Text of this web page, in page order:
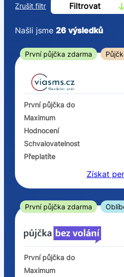
Zrušit filtr Filtrovat
Od
První půjčka zdarma
–
ano
Ve zkušebce
ano
ne
V exekuci
ano
ne
Našli jsme26 výsledků
První půjčka zdarma
První půjčka do
Maximum
Hodnocení
Schvalovatelnost
Přeplatíte
Získat
První půjčka zdarma
První půjčka do
Maximum